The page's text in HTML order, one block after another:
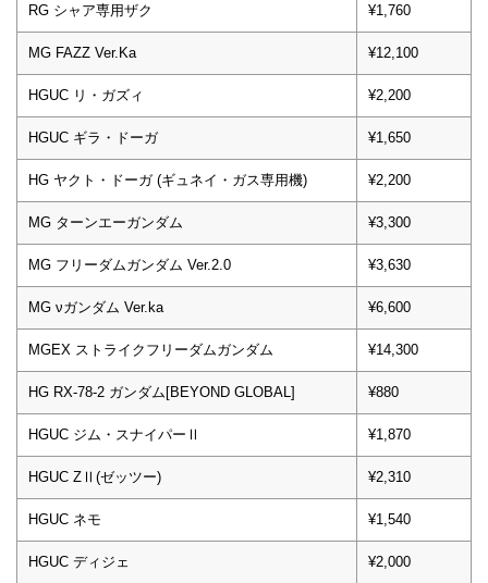
RG シャア専用ザク ¥1,760
MG FAZZ Ver.Ka ¥12,100
HGUC リ・ガズィ ¥2,200
HGUC ギラ・ドーガ ¥1,650
HG ヤクト・ドーガ (ギュネイ・ガス専用機) ¥2,200
MG ターンエーガンダム ¥3,300
MG フリーダムガンダム Ver.2.0 ¥3,630
MG νガンダム Ver.ka ¥6,600
MGEX ストライクフリーダムガンダム ¥14,300
HG RX-78-2 ガンダム[BEYOND GLOBAL] ¥880
HGUC ジム・スナイパーⅡ ¥1,870
HGUC ZⅡ(ゼッツー) ¥2,310
HGUC ネモ ¥1,540
HGUC ディジェ ¥2,000